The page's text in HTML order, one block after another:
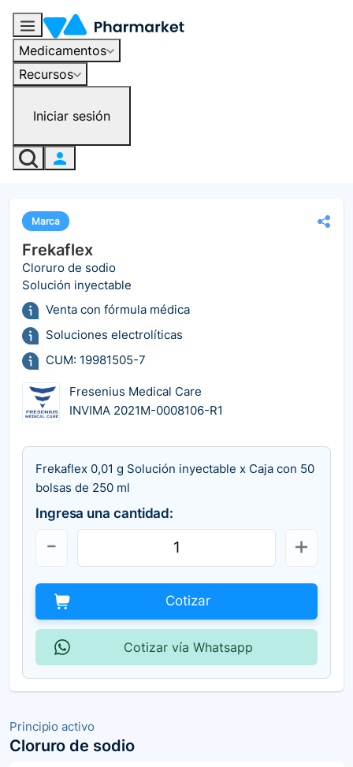
Medicamentos
Recursos
Iniciar sesión
Principio activo
Cloruro de sodio
Marca
Frekaflex
Cloruro de sodio
Solución inyectable
Venta con fórmula médica
Soluciones electrolíticas
CUM: 19981505-7
Fresenius Medical Care
INVIMA 2021M-0008106-R1
Frekaflex 0,01 g Solución inyectable x Caja con 50
bolsas de 250 ml
Ingresa una cantidad:
Cotizar
Cotizar vía Whatsapp